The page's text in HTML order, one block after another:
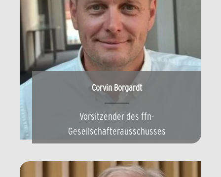
Corvin Borgardt
Vorsitzender des ffn-
Gesellschafterausschusses